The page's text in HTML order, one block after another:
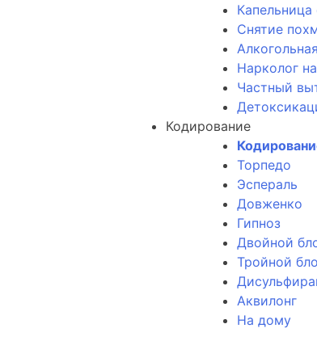
Капельница
Снятие
Нарколог
Частный
Кодирование
Торпедо
Эспераль
Довженко
Гипноз
Двойной
Тройной
Аквилонг
На дому